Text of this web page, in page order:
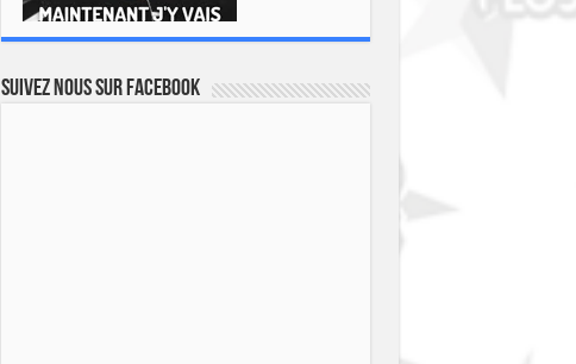
Suivez nous sur Facebook